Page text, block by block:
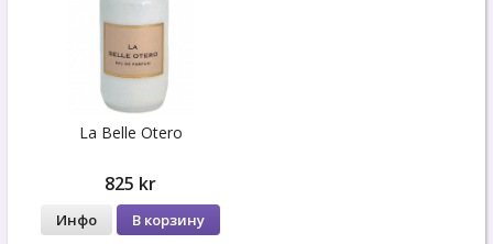
La Belle Otero
825 kr
Инфо В корзину